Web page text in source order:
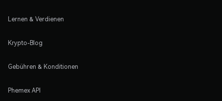
Lernen & Verdienen
Krypto-Blog
Gebühren & Konditionen
Phemex API